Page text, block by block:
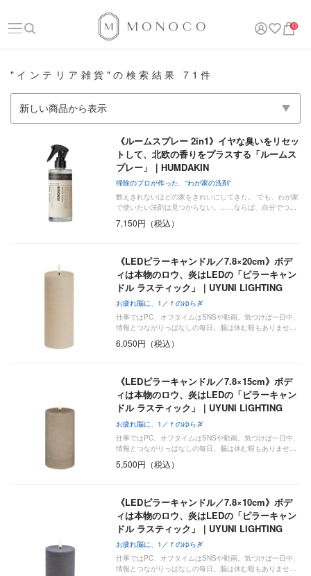
0
"インテリア雑貨"の検索結果 71件
《ルームスプレー 2in1》イヤな臭いをリセッ
トして、北欧の香りをプラスする「ルームス
プレー」｜HUMDAKIN
掃除のプロが作った、“わが家の洗剤”
数えきれないほどの家をきれいにしてきた。 でも、わが家
で使いたい洗剤は見つからない。……ならば、自分でつ…
7,150円（税込）
《LEDピラーキャンドル／7.8×20cm》ボデ
ィは本物のロウ、炎はLEDの「ピラーキャン
ドル ラスティック」｜UYUNI LIGHTING
お疲れ脳に、1／ｆのゆらぎ
仕事ではPC、オフタイムはSNSや動画。気づけば一日中、
情報とつながりっぱなしの毎日。脳は休む暇もありませ…
6,050円（税込）
《LEDピラーキャンドル／7.8×15cm》ボデ
ィは本物のロウ、炎はLEDの「ピラーキャン
ドル ラスティック」｜UYUNI LIGHTING
お疲れ脳に、1／ｆのゆらぎ
仕事ではPC、オフタイムはSNSや動画。気づけば一日中、
情報とつながりっぱなしの毎日。脳は休む暇もありませ…
5,500円（税込）
《LEDピラーキャンドル／7.8×10cm》ボデ
ィは本物のロウ、炎はLEDの「ピラーキャン
ドル ラスティック」｜UYUNI LIGHTING
お疲れ脳に、1／ｆのゆらぎ
仕事ではPC、オフタイムはSNSや動画。気づけば一日中、
情報とつながりっぱなしの毎日。脳は休む暇もありませ…